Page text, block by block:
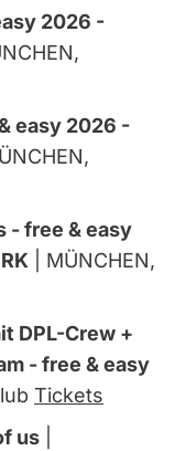
2026 -
easy 2026 -
- free & easy
| MÜNCHEN,
DPL-Crew +
- free & easy
Tickets
us